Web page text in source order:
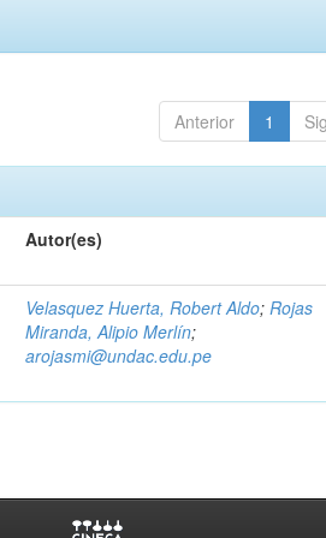
Anterior 1
Autor(es)
Velasquez Huerta, Robert Aldo;Rojas
Miranda, Alipio Merlín;
arojasmi@undac.edu.pe